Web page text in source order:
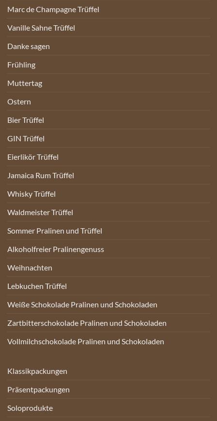
Marc de Champagne Trüffel
Vanille Sahne Trüffel
Danke sagen
Frühling
Muttertag
Ostern
Bier Trüffel
GIN Trüffel
Eierlikör Trüffel
Jamaica Rum Trüffel
Whisky Trüffel
Waldmeister Trüffel
Sommer Pralinen und Trüffel
Alkoholfreier Pralinengenuss
Weihnachten
Lebkuchen Trüffel
Weiße Schokolade Pralinen und Schokoladen
Zartbitterschokolade Pralinen und Schokoladen
Vollmilchschokolade Pralinen und Schokoladen
Klassikpackungen
Präsentpackungen
Soloprodukte